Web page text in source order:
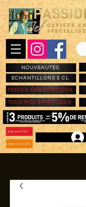
NOUVEAUTES
ECHANTILLONS 5 CL
TESTS & DEGUSTATIONS
TOUS MES SPIRITUEUX
Espace PRO
Espace CLUBS